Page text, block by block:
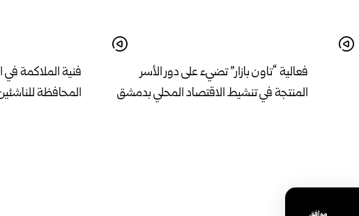
فعالية “تاون بازار” تضيء على دور الأسر
المنتجة في تنشيط الاقتصاد المحلي بدمشق
فنية الملاكمة في
المحافظة